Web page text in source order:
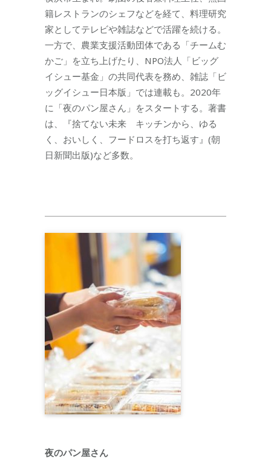
籍レストランのシェフなどを経て、料理研究
家としてテレビや雑誌などで活躍を続ける。
一方で、農業支援活動団体である「チームむ
かご」を立ち上げたり、NPO法人「ビッグ
イシュー基金」の共同代表を務め、雑誌「ビ
ッグイシュー日本版」では連載も。2020年
に「夜のパン屋さん」をスタートする。著書
は、『捨てない未来 キッチンから、ゆる
く、おいしく、フードロスを打ち返す』(朝
日新聞出版)など多数。
夜のパン屋さん